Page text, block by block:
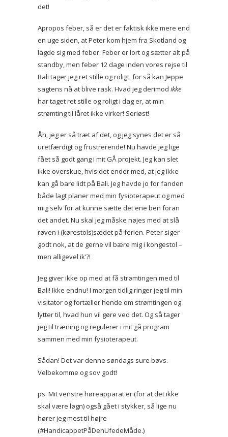
det!
Apropos feber, så er det er faktisk ikke mere end
en uge siden, at Peter kom hjem fra Skotland og
lagde sig med feber. Feber er lort og sætter alt på
standby, men feber 12 dage inden vores rejse til
Bali tager jeg ret stille og roligt, for så kan Jeppe
sagtens nå at blive rask. Hvad jeg derimod ikke
har taget ret stille og roligt i dag er, at min
strømting til låret ikke virker! Seriøst!
Åh, jeg er så træt af det, og jeg synes det er så
uretfærdigt og frustrerende! Nu havde jeg lige
fået så godt gang i mit GÅ projekt. Jeg kan slet
ikke overskue, hvis det ender med, at jeg ikke
kan gå bare lidt på Bali. Jeg havde jo for fanden
både lagt planer med min fysioterapeut og med
mig selv for at kunne sætte det ene ben foran
det andet. Nu skal jeg måske nøjes med at slå
røven i (kørestols)sædet på ferien. Peter siger
godt nok, at de gerne vil bære mig i kongestol –
men alligevel ik’?!
Jeg giver ikke op med at få strømtingen med til
Bali! Ikke endnu! I morgen tidlig ringer jeg til min
visitator og fortæller hende om strømtingen og
lytter til, hvad hun vil gøre ved det. Og så tager
jeg til træning og regulerer i mit gå program
sammen med min fysioterapeut.
Sådan! Det var denne søndags sure bøvs.
Velbekomme og sov godt!
ps. Mit venstre høreapparat er (for at det ikke
skal være løgn) også gået i stykker, så lige nu
hører jeg mest til højre
(#HandicappetPåDenUfedeMåde.)